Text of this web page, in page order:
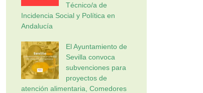
Técnico/a de
Incidencia Social y Política en
Andalucía
El Ayuntamiento de
Sevilla convoca
subvenciones para
proyectos de
atención alimentaria, Comedores